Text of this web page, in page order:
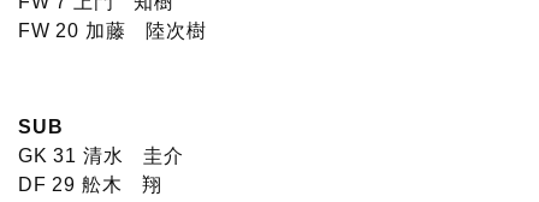
FW 20 加藤 陸次樹
SUB
GK 31 清水 圭介
DF 29 舩木 翔